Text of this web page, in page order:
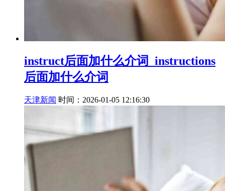
instruct后面加什么介词_instructions
后面加什么介词
天津新闻 时间：2026-01-05 12:16:30